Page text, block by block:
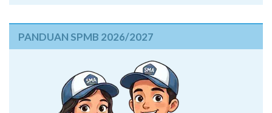
PANDUAN SPMB 2026/2027